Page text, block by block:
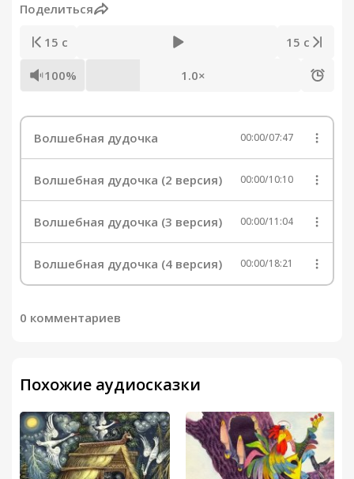
Поделиться
15 с 15 с
100% 1.0×
Волшебная дудочка 00:00/07:47
Волшебная дудочка (2 версия) 00:00/10:10
Волшебная дудочка (3 версия) 00:00/11:04
Волшебная дудочка (4 версия) 00:00/18:21
0 комментариев
Похожие аудиосказки